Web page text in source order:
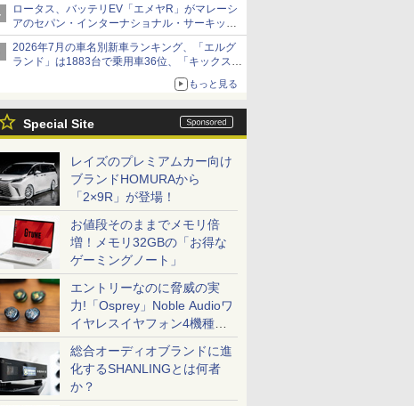
ロータス、バッテリEV「エメヤR」がマレーシ
アのセパン・インターナショナル・サーキット
のBEV最速タイムを樹立
2026年7月の車名別新車ランキング、「エルグ
ランド」は1883台で乗用車36位、「キックス」
もっと見る
Special Site
レイズのプレミアムカー向け
ブランドHOMURAから
「2×9R」が登場！
お値段そのままでメモリ倍
増！メモリ32GBの「お得な
ゲーミングノート」
エントリーなのに脅威の実
力!「Osprey」Noble Audioワ
イヤレスイヤフォン4機種を
一気に聴く
総合オーディオブランドに進
化するSHANLINGとは何者
か？